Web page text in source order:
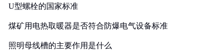
U型螺栓的国家标准
煤矿用电热取暖器是否符合防爆电气设备标准
照明母线槽的主要作用是什么